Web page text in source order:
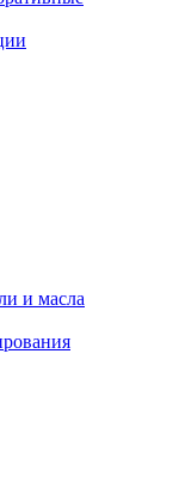
и масла